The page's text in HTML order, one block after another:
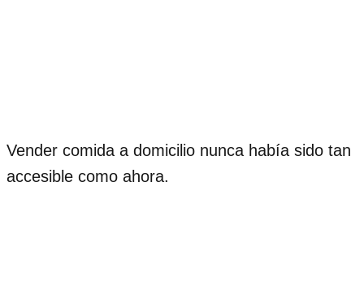
Vender comida a domicilio nunca había sido tan
accesible como ahora.